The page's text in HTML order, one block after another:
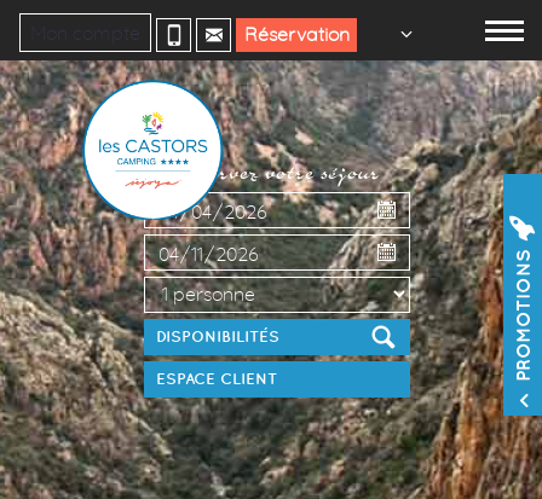
Mon compte Réservation
PROMOTIONS
Réservez votre séjour
ESPACE CLIENT